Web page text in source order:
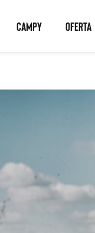
CAMPY OFERTA